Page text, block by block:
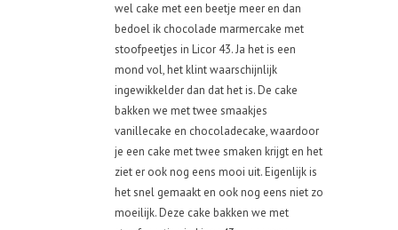
wel cake met een beetje meer en dan
bedoel ik chocolade marmercake met
stoofpeetjes in Licor 43. Ja het is een
mond vol, het klint waarschijnlijk
ingewikkelder dan dat het is. De cake
bakken we met twee smaakjes
vanillecake en chocoladecake, waardoor
je een cake met twee smaken krijgt en het
ziet er ook nog eens mooi uit. Eigenlijk is
het snel gemaakt en ook nog eens niet zo
moeilijk. Deze cake bakken we met